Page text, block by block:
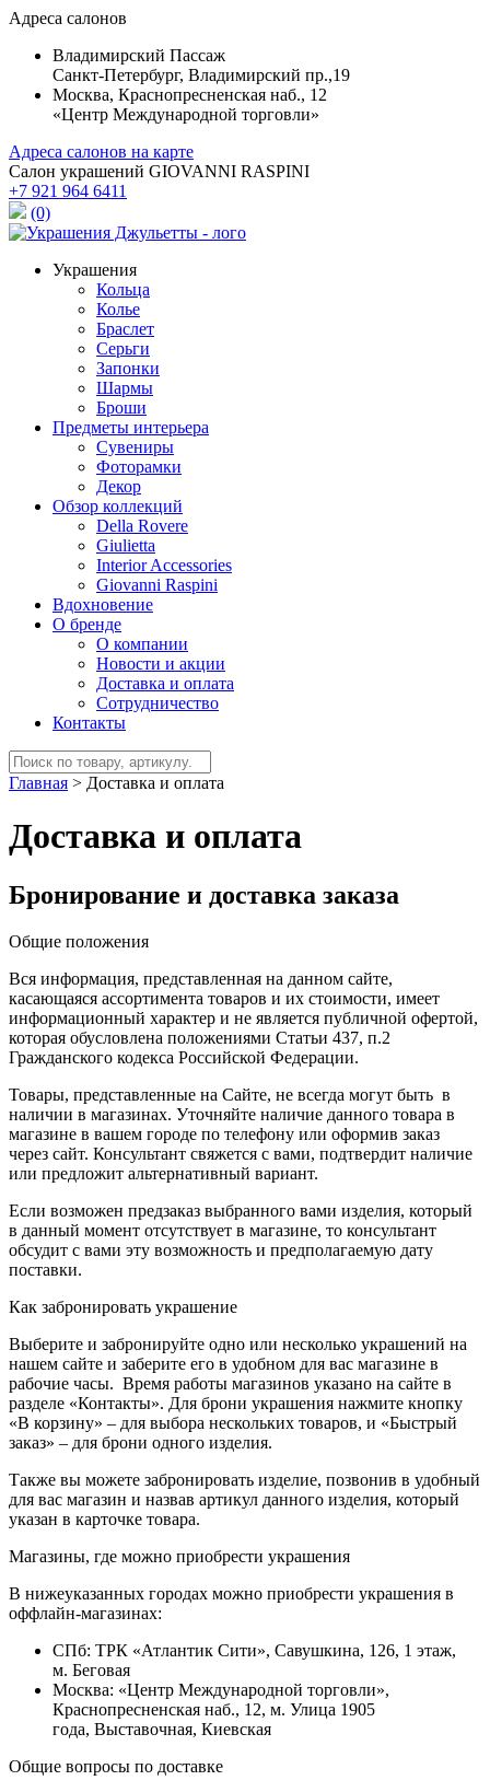
Адреса салонов
Владимирский Пассаж
Санкт-Петербург, Владимирский пр.,19
Москва, Краснопресненская наб., 12
«Центр Международной торговли»
Адреса салонов на карте
Салон украшений GIOVANNI RASPINI
+7 921 964 6411
(0)
Украшения
Кольца
Колье
Браслет
Серьги
Запонки
Шармы
Броши
Предметы интерьера
Сувениры
Фоторамки
Декор
Обзор коллекций
Della Rovere
Giulietta
Interior Accessories
Giovanni Raspini
Вдохновение
О бренде
О компании
Новости и акции
Доставка и оплата
Сотрудничество
Контакты
Главная > Доставка и оплата
Доставка и оплата
Бронирование и доставка заказа
Общие положения
Вся информация, представленная на данном сайте,
касающаяся ассортимента товаров и их стоимости, имеет
информационный характер и не является публичной офертой,
которая обусловлена положениями Статьи 437, п.2
Гражданского кодекса Российской Федерации.
Товары, представленные на Сайте, не всегда могут быть в
наличии в магазинах. Уточняйте наличие данного товара в
магазине в вашем городе по телефону или оформив заказ
через сайт. Консультант свяжется с вами, подтвердит наличие
или предложит альтернативный вариант.
Если возможен предзаказ выбранного вами изделия, который
в данный момент отсутствует в магазине, то консультант
обсудит с вами эту возможность и предполагаемую дату
поставки.
Как забронировать украшение
Выберите и забронируйте одно или несколько украшений на
нашем сайте и заберите его в удобном для вас магазине в
рабочие часы. Время работы магазинов указано на сайте в
разделе «Контакты». Для брони украшения нажмите кнопку
«В корзину» – для выбора нескольких товаров, и «Быстрый
заказ» – для брони одного изделия.
Также вы можете забронировать изделие, позвонив в удобный
для вас магазин и назвав артикул данного изделия, который
указан в карточке товара.
Магазины, где можно приобрести украшения
В нижеуказанных городах можно приобрести украшения в
оффлайн-магазинах:
СПб: ТРК «Атлантик Сити», Савушкина, 126, 1 этаж,
м. Беговая
Москва: «Центр Международной торговли»,
Краснопресненская наб., 12, м. Улица 1905
года, Выставочная, Киевская
Общие вопросы по доставке